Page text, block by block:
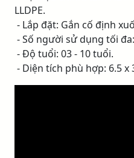
LLDPE.
- Lắp đặt: Gắn cố định
- Số người sử dụng tối
- Độ tuổi: 03 - 10 tuổi.
- Diện tích phù hợp: 6.5 x